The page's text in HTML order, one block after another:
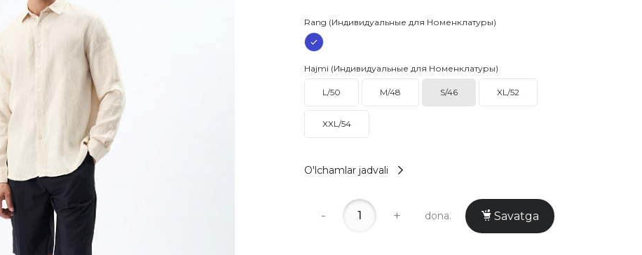
Rang (Индивидуальные для Номенклатуры)
Hajmi (Индивидуальные для Номенклатуры)
L/50 M/48 S/46 XL/52
XXL/54
O'lchamlar jadvali
- + dona. Savatga